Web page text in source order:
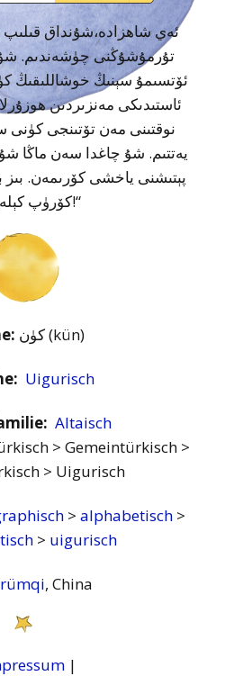
ئەي شاھزادە،شۇنداق
تۇرمۇشۇڭنى چۈشەندىم.
ئۆتسىمۇ سېنىڭ خوشاللىقىڭ
ئاستىدىكى مەنزىردىن
نوقتىنى مەن تۆتىنجى
يەتتىم. شۇ چاغدا سەن ماڭا
پېتىشنى ياخشى كۆرىمەن. بىز
كۆرۈپ كېلەيلىچۇ!“
كۈن (kün)
Uigurisch
Altaisch
> Gemeintürkisch >
> Uigurisch
> alphabetisch >
> uigurisch
, China
|